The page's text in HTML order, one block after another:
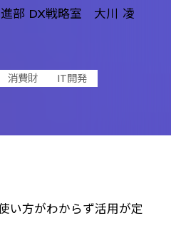
進部 DX戦略室 大川 凌
消費財
IT開発
い方がわからず活用が定